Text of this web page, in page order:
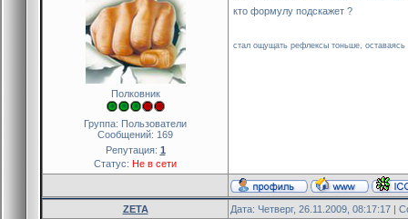
Полковник
Группа: Пользователи
Сообщений: 169
Репутация: 1
Статус: Не в сети
кто формулу подскажет ?
стал ощущать рефлексы тоньше, оставаясь
ZETA Дата: Четверг, 26.11.2009, 08:17:17 |